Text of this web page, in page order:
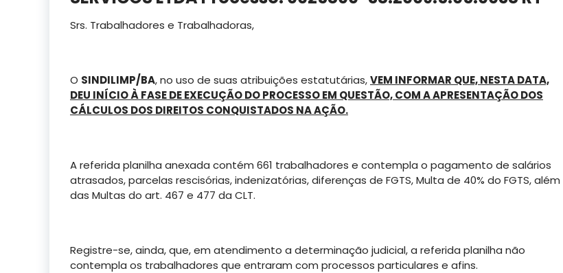
Srs. Trabalhadores e Trabalhadoras,
O SINDILIMP/BA, no uso de suas atribuições estatutárias,VEM INFORMAR QUE, NESTA DATA,
DEU INÍCIO À FASE DE EXECUÇÃO DO PROCESSO EM QUESTÃO, COM A APRESENTAÇÃO DOS
CÁLCULOS DOS DIREITOS CONQUISTADOS NA AÇÃO.
A referida planilha anexada contém 661 trabalhadores e contempla o pagamento de salários
atrasados, parcelas rescisórias, indenizatórias, diferenças de FGTS, Multa de 40% do FGTS, além
das Multas do art. 467 e 477 da CLT.
Registre-se, ainda, que, em atendimento a determinação judicial, a referida planilha não
contempla os trabalhadores que entraram com processos particulares e afins.